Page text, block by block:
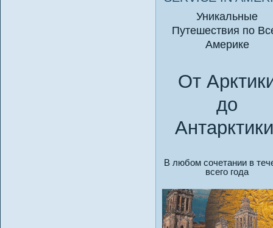
Уникальные
Путешествия по
Америке
От
до
В любом сочетании в
всего года